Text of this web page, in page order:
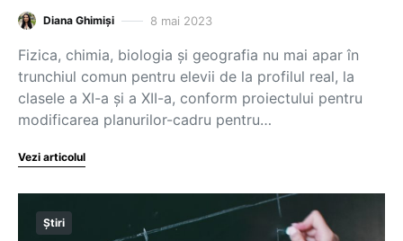
Diana Ghimiși 8 mai 2023
Fizica, chimia, biologia și geografia nu mai apar în
trunchiul comun pentru elevii de la profilul real, la
clasele a XI-a și a XII-a, conform proiectului pentru
modificarea planurilor-cadru pentru…
Vezi articolul
Știri